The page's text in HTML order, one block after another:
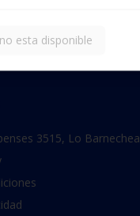
3515, Lo Barnechea
esta disponible